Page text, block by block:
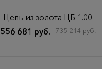
Цепь из золота ЦБ 1.00
556 681 руб.
735 214 руб.